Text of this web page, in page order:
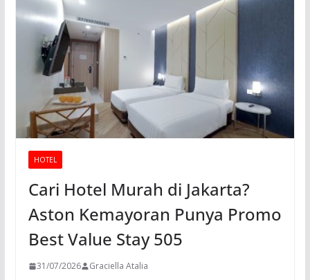
HOTEL
Cari Hotel Murah di Jakarta?
Aston Kemayoran Punya Promo
Best Value Stay 505
31/07/2026 Graciella Atalia